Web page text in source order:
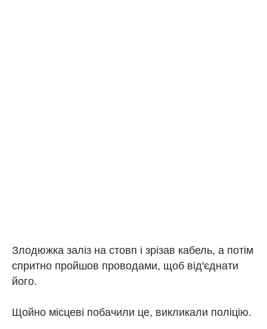
Злодюжка заліз на стовп і зрізав кабель, а потім
спритно пройшов проводами, щоб від'єднати
його.
Щойно місцеві побачили це, викликали поліцію.